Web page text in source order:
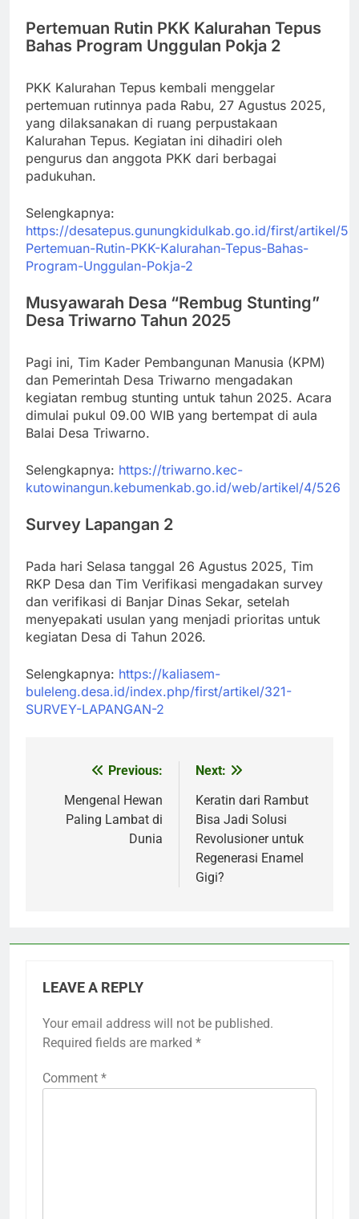
Pertemuan Rutin PKK Kalurahan Tepus
Bahas Program Unggulan Pokja 2
PKK Kalurahan Tepus kembali menggelar
pertemuan rutinnya pada Rabu, 27 Agustus 2025,
yang dilaksanakan di ruang perpustakaan
Kalurahan Tepus. Kegiatan ini dihadiri oleh
pengurus dan anggota PKK dari berbagai
padukuhan.
Selengkapnya:
https://desatepus.gunungkidulkab.go.id/first/artikel/
Pertemuan-Rutin-PKK-Kalurahan-Tepus-Bahas-
Program-Unggulan-Pokja-2
Musyawarah Desa “Rembug Stunting”
Desa Triwarno Tahun 2025
Pagi ini, Tim Kader Pembangunan Manusia (KPM)
dan Pemerintah Desa Triwarno mengadakan
kegiatan rembug stunting untuk tahun 2025. Acara
dimulai pukul 09.00 WIB yang bertempat di aula
Balai Desa Triwarno.
Selengkapnya: https://triwarno.kec-
kutowinangun.kebumenkab.go.id/web/artikel/4/526
Survey Lapangan 2
Pada hari Selasa tanggal 26 Agustus 2025, Tim
RKP Desa dan Tim Verifikasi mengadakan survey
dan verifikasi di Banjar Dinas Sekar, setelah
menyepakati usulan yang menjadi prioritas untuk
kegiatan Desa di Tahun 2026.
Selengkapnya: https://kaliasem-
buleleng.desa.id/index.php/first/artikel/321-
SURVEY-LAPANGAN-2
navigation
Previous:
Mengenal Hewan
Paling Lambat di
Dunia
Next:
Keratin dari Rambut
Bisa Jadi Solusi
Revolusioner untuk
Regenerasi Enamel
Gigi?
LEAVE A REPLY
Your email address will not be published.
Required fields are marked *
Comment *